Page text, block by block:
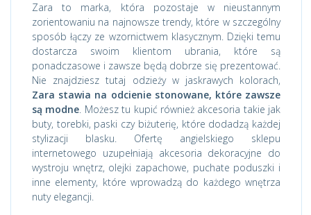
Zara to marka, która pozostaje w nieustannym
zorientowaniu na najnowsze trendy, które w szczególny
sposób łączy ze wzornictwem klasycznym. Dzięki temu
dostarcza swoim klientom ubrania, które są
ponadczasowe i zawsze będą dobrze się prezentować.
Nie znajdziesz tutaj odzieży w jaskrawych kolorach,
Zara stawia na odcienie stonowane, które zawsze
są modne. Możesz tu kupić również akcesoria takie jak
buty, torebki, paski czy biżuterię, które dodadzą każdej
stylizacji blasku. Ofertę angielskiego sklepu
internetowego uzupełniają akcesoria dekoracyjne do
wystroju wnętrz, olejki zapachowe, puchate poduszki i
inne elementy, które wprowadzą do każdego wnętrza
nuty elegancji.